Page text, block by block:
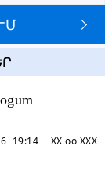
XX oo XXX
19:14